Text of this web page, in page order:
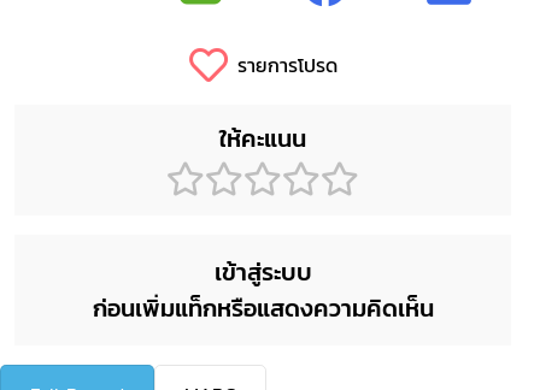
รายการโปรด
ให้คะแนน
เข้าสู่ระบบ
ก่อนเพิ่มแท็กหรือแสดงความคิดเห็น